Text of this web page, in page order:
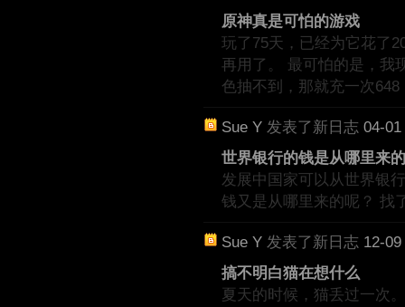
原神真是可怕的游戏
玩了75天，已经为它花了
再用了。 最可怕的是，我
色抽不到，那就充一次648
Sue Y 发表了新日志 04-
世界银行的钱是从哪里来的
发展中国家可以从世界银
钱又是从哪里来的呢？ 找
Sue Y 发表了新日志 12-
搞不明白猫在想什么
夏天的时候，猫丢过一次